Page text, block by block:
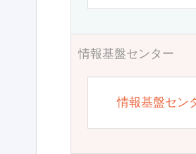
情報基盤センター
情報基盤セン